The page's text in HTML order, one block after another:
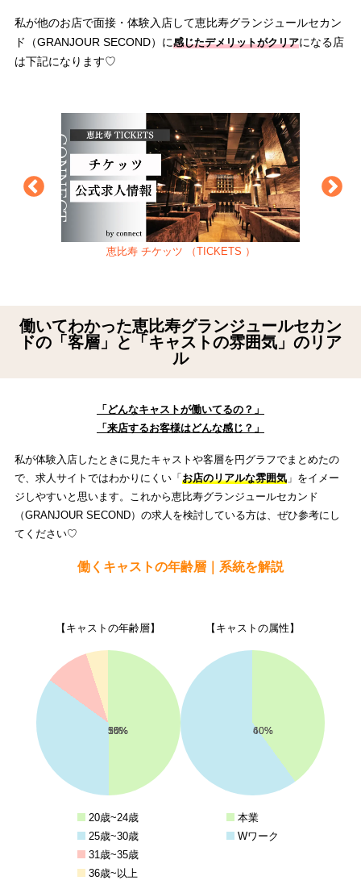
私が他のお店で面接・体験入店して恵比寿グランジュールセカン
ド（GRANJOUR SECOND）に感じたデメリットがクリアになる店
は下記になります♡
恵比寿 チケッツ （TICKETS ）
働いてわかった恵比寿グランジュールセカン
ドの「客層」と「キャストの雰囲気」のリア
ル
「どんなキャストが働いてるの？」
「来店するお客様はどんな感じ？」
私が体験入店したときに見たキャストや客層を円グラフでまとめたの
で、求人サイトではわかりにくい「 お店のリアルな雰囲気」をイメー
ジしやすいと思います。これから恵比寿グランジュールセカンド
（GRANJOUR SECOND）の求人を検討している方は、ぜひ参考にし
てください♡
働くキャストの年齢層｜系統を解説
【キャストの年齢層】
50%
35%
10%
5%
20歳~24歳
25歳~30歳
31歳~35歳
36歳~以上
【キャストの属性】
40%
60%
本業
Wワーク